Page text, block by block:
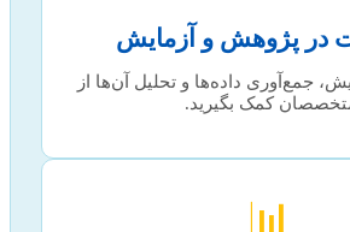
جمع‌آوری داده‌ها و تحلیل آن‌ها از
کمک بگیرید.
📊